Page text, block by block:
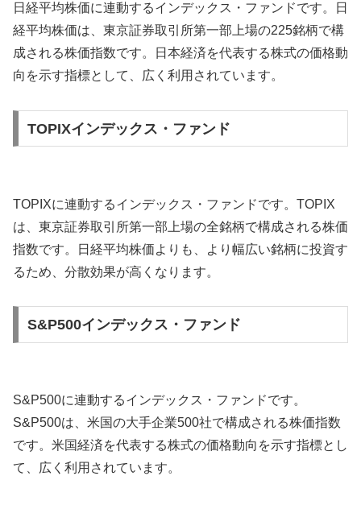
日経平均株価に連動するインデックス・ファンドです。日
経平均株価は、東京証券取引所第一部上場の225銘柄で構
成される株価指数です。日本経済を代表する株式の価格動
向を示す指標として、広く利用されています。
TOPIXインデックス・ファンド
TOPIXに連動するインデックス・ファンドです。TOPIX
は、東京証券取引所第一部上場の全銘柄で構成される株価
指数です。日経平均株価よりも、より幅広い銘柄に投資す
るため、分散効果が高くなります。
S&P500インデックス・ファンド
S&P500に連動するインデックス・ファンドです。
S&P500は、米国の大手企業500社で構成される株価指数
です。米国経済を代表する株式の価格動向を示す指標とし
て、広く利用されています。